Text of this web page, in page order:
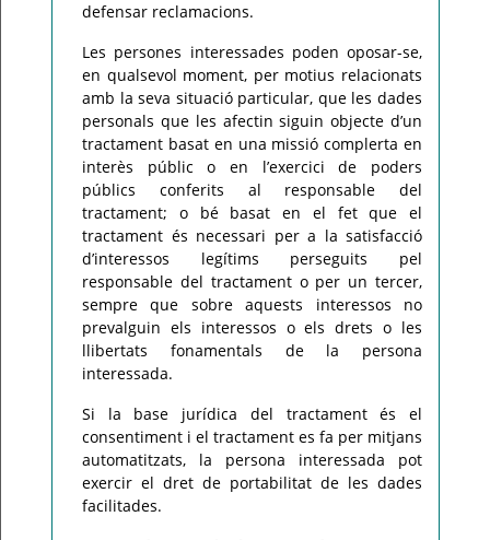
defensar reclamacions.
Les persones interessades poden oposar-se,
en qualsevol moment, per motius relacionats
amb la seva situació particular, que les dades
personals que les afectin siguin objecte d’un
tractament basat en una missió complerta en
interès públic o en l’exercici de poders
públics conferits al responsable del
tractament; o bé basat en el fet que el
tractament és necessari per a la satisfacció
d’interessos legítims perseguits pel
responsable del tractament o per un tercer,
sempre que sobre aquests interessos no
prevalguin els interessos o els drets o les
llibertats fonamentals de la persona
interessada.
Si la base jurídica del tractament és el
consentiment i el tractament es fa per mitjans
automatitzats, la persona interessada pot
exercir el dret de portabilitat de les dades
facilitades.